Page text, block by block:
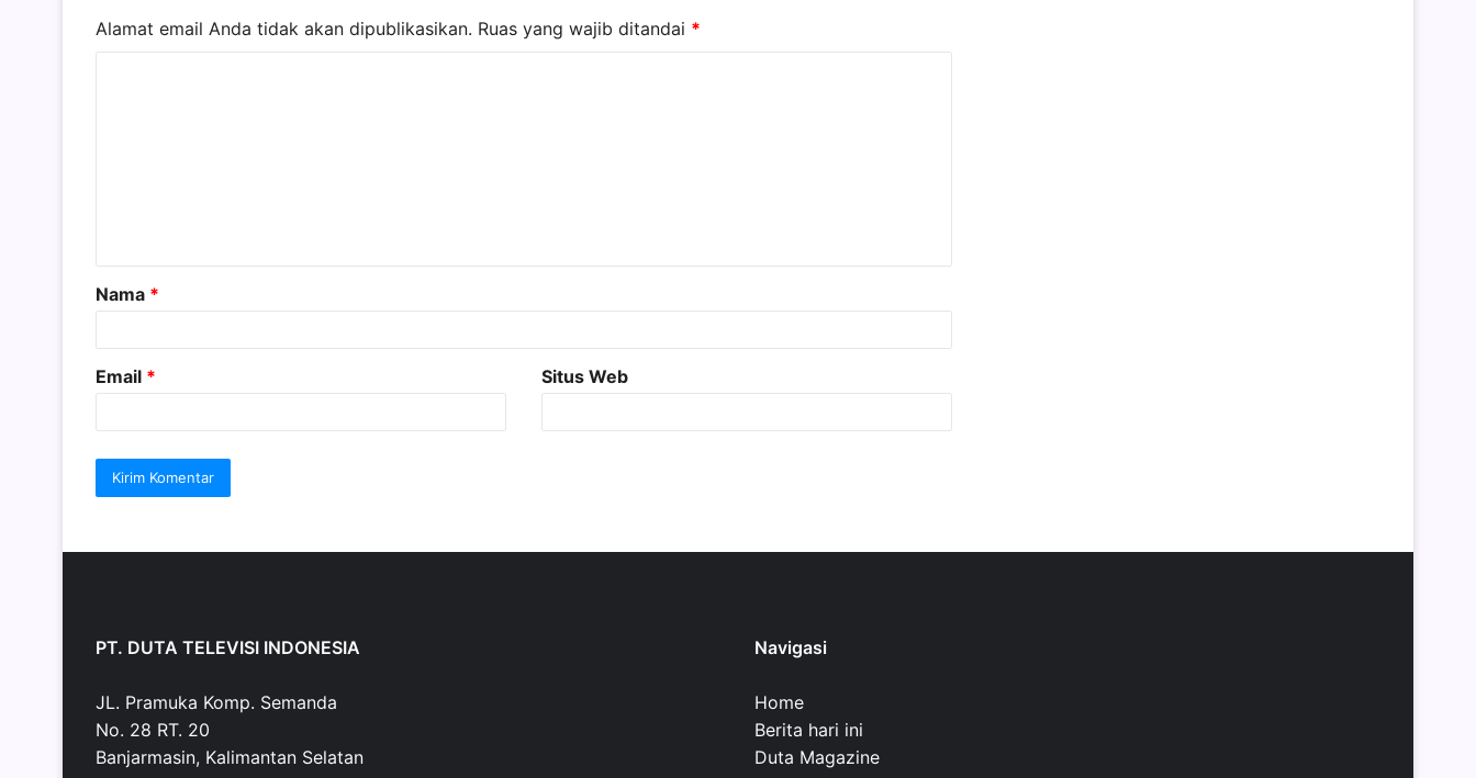
Alamat email Anda tidak akan dipublikasikan. Ruas yang wajib ditandai *
a
r
Nama *
Email * Situs Web
PT. DUTA TELEVISI INDONESIA
JL. Pramuka Komp. Semanda
No. 28 RT. 20
Banjarmasin, Kalimantan Selatan
Navigasi
Home
Berita hari ini
Duta Magazine